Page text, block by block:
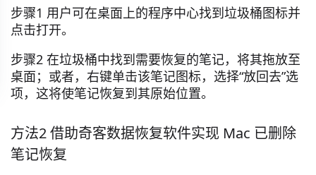
步骤1 用户可在桌面上的程序中心找到垃圾桶图标并
点击打开。
步骤2 在垃圾桶中找到需要恢复的笔记，将其拖放至
桌面；或者，右键单击该笔记图标，选择“放回去”选
项，这将使笔记恢复到其原始位置。
方法2 借助奇客数据恢复软件实现 Mac 已删除
笔记恢复